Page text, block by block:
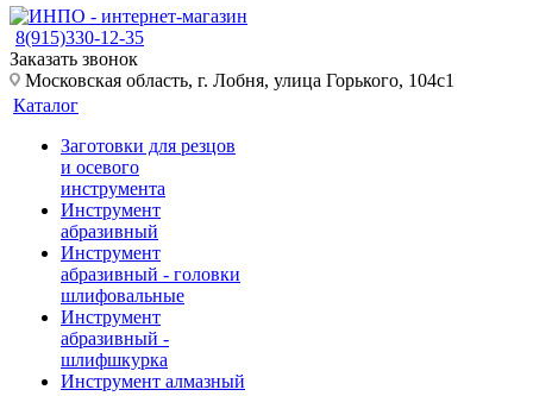
8(915)330-12-35
Заказать звонок
Московская область, г. Лобня, улица Горького, 104с1
Каталог
Заготовки для резцов
и осевого
инструмента
Инструмент
абразивный
Инструмент
абразивный - головки
шлифовальные
Инструмент
абразивный -
шлифшкурка
Инструмент алмазный